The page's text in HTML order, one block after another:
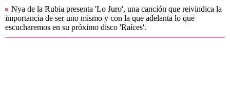
Nya de la Rubia presenta 'Lo Juro', una canción que reivindica la
importancia de ser uno mismo y con la que adelanta lo que
escucharemos en su próximo disco 'Raíces'.